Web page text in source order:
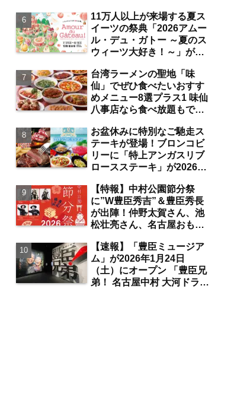
り・ジャズライブ・道路お
絵かきと楽しい企画がいっ
ぱいな夏祭りの見どころ
は？【まとめ／大曽根】
11万人以上が来場する夏ス
イーツの祭典「2026アムー
ル・デュ・ガトー ～夏のス
ウィーツ大好き！～」が
アール名古屋タカシマヤに
て開催 注目のスイーツは？
【名古屋駅】
台湾ラーメンの聖地「味
仙」でぜひ食べたいおすす
めメニュー8選プラス1 味仙
八事店なら食べ放題もでき
お盆休みに特別なご馳走ス
テーキが登場！ブロンコビ
リーに「特上アンガスリブ
ロースステーキ」が2026年
供 食べ放題の夏ブロンコ
ビュッフェにも注目【名古
屋発】
【特報】中村公園節分祭
に”W豊臣秀吉”＆豊臣秀長
が出陣！仲野太賀さん、池
松壮亮さん、名古屋おもて
参加 整理券をゲットする
には？【中村公園】
【速報】「豊臣ミュージア
ム」が2026年1月24日
（土）にオープン 「豊臣兄
弟！ 名古屋中村 大河ドラマ